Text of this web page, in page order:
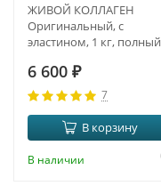
ЖИВОЙ КОЛЛАГЕН
Оригинальный, с
эластином, 1 кг, полный
6 600 ₽
7
В корзину
В наличии